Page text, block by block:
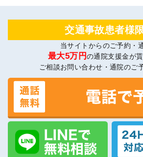
交通事故患者様
当サイトからのご予約・
最大5万円の通院支援金が貰
ご相談お問い合わせ・通院のご